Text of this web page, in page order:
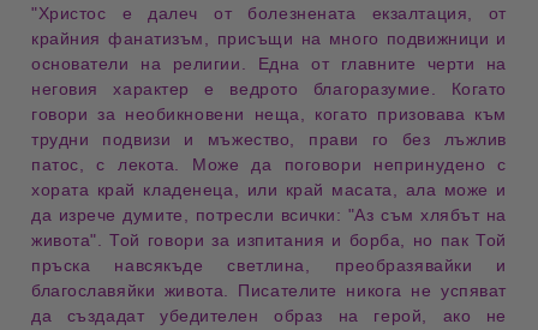
"Христос е далеч от болезнената екзалтация , от
крайния фанатизъм , присъщи на много подвижници и
основатели на религии . Една от главните черти на
неговия характер е ведрото благоразумие . Когато
говори за необикновени неща
, когато призовава към
трудни подвизи и мъжество , прави го без лъжлив
патос , с лекота . Може да поговори непринудено с
хората край кладенеца , или край масата
, ала може и
да изрече думите, потресли всички: "Аз съм хлябът на
живота". Той говори за изпитания и борба , но пак Той
пръска навсякъдесветлина
, преобразявайки и
благославяйки живота . Писателите никога не успяват
да създадат убедителен образ на герой , ако не